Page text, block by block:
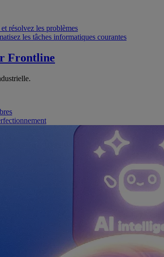
résolvez les problèmes
les tâches informatiques courantes
Frontline